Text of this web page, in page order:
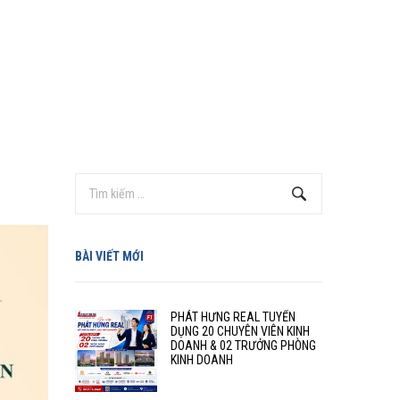
BÀI VIẾT MỚI
PHÁT HƯNG REAL TUYỂN
DỤNG 20 CHUYÊN VIÊN KINH
DOANH & 02 TRƯỞNG PHÒNG
KINH DOANH